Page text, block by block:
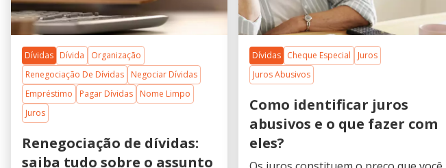
Dívidas Dívida
Organização
Renegociação De Dívidas
Negociar Dívidas
Empréstimo
Pagar Dívidas
Nome Limpo
Juros
Renegociação de dívidas:
saiba tudo sobre o assunto
Dívidas Cheque Especial
Juros
Juros Abusivos
Como identificar juros
abusivos e o que fazer com
eles?